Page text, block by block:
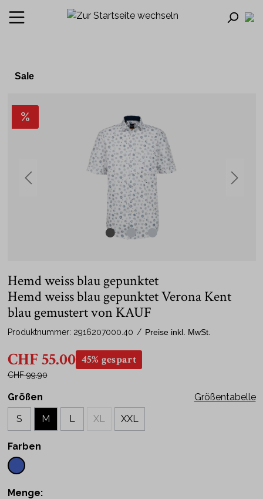
Sale
%
Hemd weiss blau gepunktet
Hemd weiss blau gepunktet Verona Kent
blau gemustert von KAUF
Produktnummer: 2916207000.40 / Preise inkl. MwSt.
CHF 55.00 45% gespart
CHF 99.90
Größentabelle
Größen
L
M
S XL XXL
Farben
Menge: